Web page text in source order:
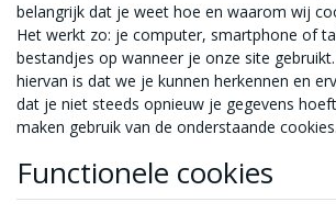
belangrijk dat je weet hoe en waarom wij
Het werkt zo: je computer, smartphone of
bestandjes op wanneer je onze site
hiervan is dat we je kunnen herkennen en
dat je niet steeds opnieuw je gegevens
maken gebruik van de onderstaande cookies.
Functionele cookies